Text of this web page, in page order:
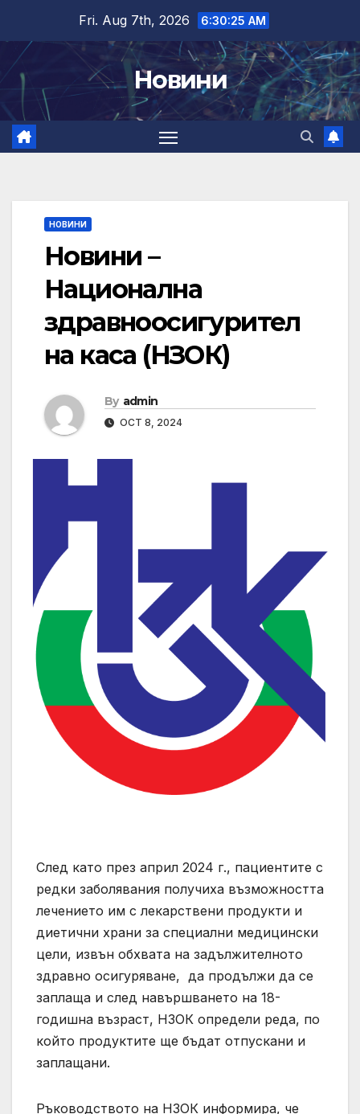
content
Fri. Aug 7th, 2026 6:30:26 AM
Новини
НОВИНИ
Новини –
Национална
здравноосигурител
на каса (НЗОК)
By admin
OCT 8, 2024
След като през април 2024 г., пациентите с
редки заболявания получиха възможността
лечението им с лекарствени продукти и
диетични храни за специални медицински
цели, извън обхвата на задължителното
здравно осигуряване, да продължи да се
заплаща и след навършването на 18-
годишна възраст, НЗОК определи реда, по
който продуктите ще бъдат отпускани и
заплащани.
Ръководството на НЗОК информира, че